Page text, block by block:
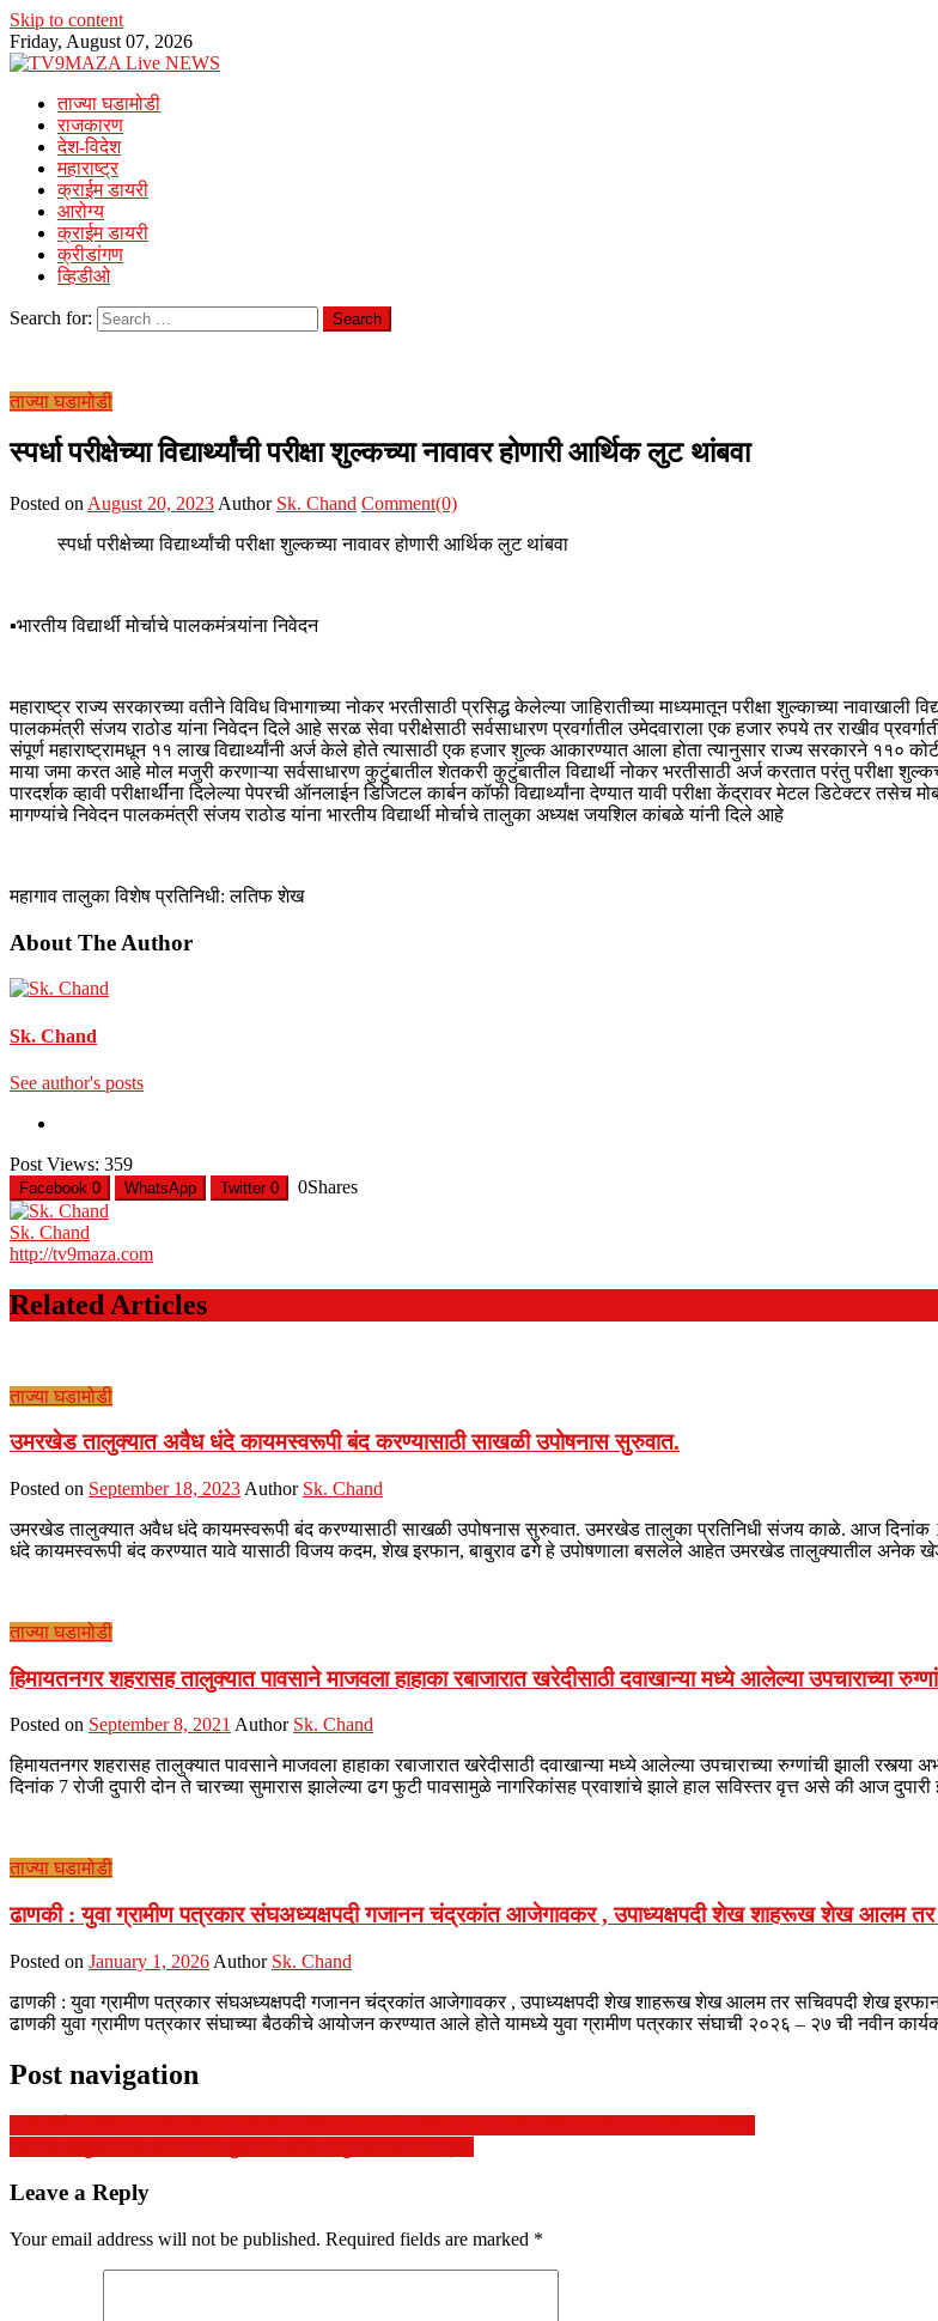
Skip to content
Friday, August 07, 2026
ताज्या घडामोडी
राजकारण
देश-विदेश
महाराष्ट्र
क्राईम डायरी
आरोग्य
क्राईम डायरी
क्रीडांगण
व्हिडीओ
Search for:
ताज्या घडामोडी
स्पर्धा परीक्षेच्या विद्यार्थ्यांची परीक्षा शुल्कच्या नावावर होणारी आर्थिक लुट थांबवा
Posted on August 20, 2023 Author Sk. Chand Comment(0)
स्पर्धा परीक्षेच्या विद्यार्थ्यांची परीक्षा शुल्कच्या नावावर होणारी आर्थिक लुट थांबवा
▪️भारतीय विद्यार्थी मोर्चाचे पालकमंत्र्यांना निवेदन
महाराष्ट्र राज्य सरकारच्या वतीने विविध विभागाच्या नोकर भरतीसाठी प्रसिद्ध केलेल्या जाहिरातीच्या माध्यमातून परीक्षा शुल्काच्या
पालकमंत्री संजय राठोड यांना निवेदन दिले आहे सरळ सेवा परीक्षेसाठी सर्वसाधारण प्रवर्गातील उमेदवाराला एक हजार रुपये तर राखीव
संपूर्ण महाराष्ट्रामधून ११ लाख विद्यार्थ्यांनी अर्ज केले होते त्यासाठी एक हजार शुल्क आकारण्यात आला होता त्यानुसार राज्य सरकारने ११०
माया जमा करत आहे मोल मजुरी करणाऱ्या सर्वसाधारण कुटुंबातील शेतकरी कुटुंबातील विद्यार्थी नोकर भरतीसाठी अर्ज करतात परंतु परीक्षा
पारदर्शक व्हावी परीक्षार्थींना दिलेल्या पेपरची ऑनलाईन डिजिटल कार्बन कॉफी विद्यार्थ्यांना देण्यात यावी परीक्षा केंद्रावर मेटल डिटेक्टर
मागण्यांचे निवेदन पालकमंत्री संजय राठोड यांना भारतीय विद्यार्थी मोर्चाचे तालुका अध्यक्ष जयशिल कांबळे यांनी दिले आहे
महागाव तालुका विशेष प्रतिनिधी: लतिफ शेख
About The Author
Sk. Chand
See author's posts
Post Views: 359
Facebook 0 WhatsApp Twitter 0 0Shares
Sk. Chand
http://tv9maza.com
Related Articles
ताज्या घडामोडी
उमरखेड तालुक्यात अवैध धंदे कायमस्वरूपी बंद करण्यासाठी साखळी उपोषनास सुरुवात.
Posted on September 18, 2023 Author Sk. Chand
उमरखेड तालुक्यात अवैध धंदे कायमस्वरूपी बंद करण्यासाठी साखळी उपोषनास सुरुवात. उमरखेड तालुका प्रतिनिधी संजय काळे‌. आज
धंदे कायमस्वरूपी बंद करण्यात यावे यासाठी विजय कदम, शेख इरफान, बाबुराव ढगे हे उपोषणाला बसलेले आहेत उमरखेड तालुक्यातील
ताज्या घडामोडी
हिमायतनगर शहरासह तालुक्यात पावसाने माजवला हाहाका रबाजारात खरेदीसाठी दवाखान्या मध्ये आलेल्या उपचाराच्या
Posted on September 8, 2021 Author Sk. Chand
हिमायतनगर शहरासह तालुक्यात पावसाने माजवला हाहाका रबाजारात खरेदीसाठी दवाखान्या मध्ये आलेल्या उपचाराच्या रुग्णांची झाली
दिनांक 7 रोजी दुपारी दोन ते चारच्या सुमारास झालेल्या ढग फुटी पावसामुळे नागरिकांसह प्रवाशांचे झाले हाल सविस्तर वृत्त असे की आज
ताज्या घडामोडी
ढाणकी : युवा ग्रामीण पत्रकार संघअध्यक्षपदी गजानन चंद्रकांत आजेगावकर , उपाध्यक्षपदी शेख शाहरूख शेख आलम
Posted on January 1, 2026 Author Sk. Chand
ढाणकी : युवा ग्रामीण पत्रकार संघअध्यक्षपदी गजानन चंद्रकांत आजेगावकर , उपाध्यक्षपदी शेख शाहरूख शेख आलम तर सचिवपदी शेख
ढाणकी युवा ग्रामीण पत्रकार संघाच्या बैठकीचे आयोजन करण्यात आले होते यामध्ये युवा ग्रामीण पत्रकार संघाची २०२६ – २७ ची नवीन
Post navigation
Leave a Reply
Your email address will not be published. Required fields are marked *